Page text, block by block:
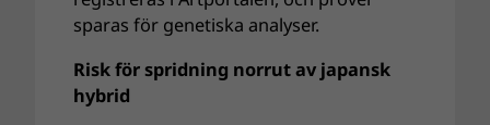
sparas för genetiska analyser.
Risk för spridning norrut av japansk
hybrid